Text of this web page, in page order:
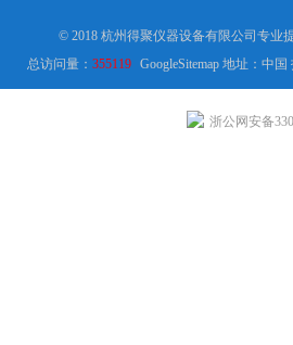
© 2018 杭州得聚仪器设备有限公司专业
总访问量：355119 GoogleSitemap地址：中国
浙公网安备